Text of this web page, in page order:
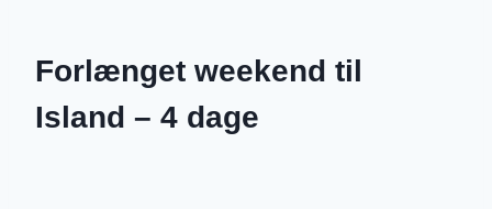
Forlænget weekend til
Island – 4 dage